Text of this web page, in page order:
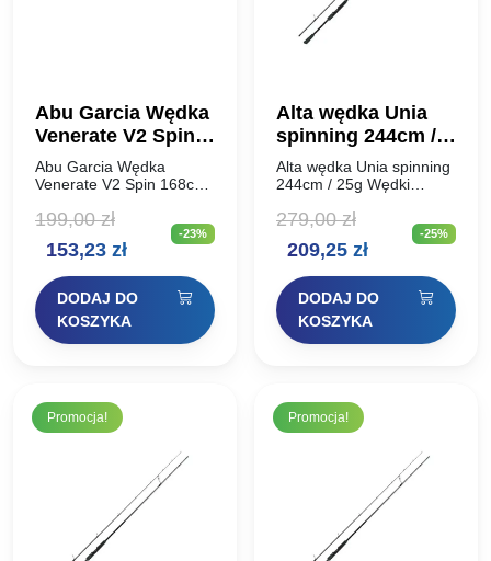
Abu Garcia Wędka
Venerate V2 Spin
168cm 10g
Abu Garcia Wędka
Venerate V2 Spin 168cm
firmy Abu Garcia są to
wszechstronnego
zarówno przy…
199,00zł
Pierwotna
cena
wynosiła:
199,00 zł.
153,23 złAktualna
cena
wynosi:
153,23 zł.
-23%
DODAJ DO
KOSZYKA
Alta wędka Unia
spinning 244cm /
25g
Alta wędka Unia spinning
244cm / 25g Wędki
to podstawowa seria
specjalistycznych wędzisk
spinningowych nowej
prezentuje się surowo,
minimalistycznie…
279,00zł
Pierwotna
cena
wynosiła:
279,00 zł.
209,25 złAktualna
cena
wynosi:
209,25 zł.
-25%
DODAJ DO
KOSZYKA
Promocja! Promocja!